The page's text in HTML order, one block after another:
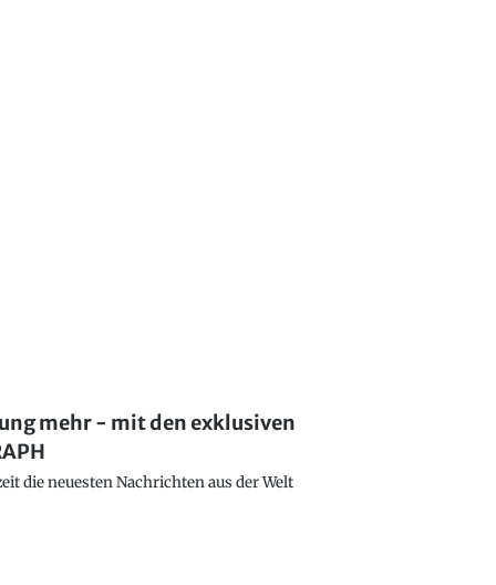
mehr - mit den exklusiven
die neuesten Nachrichten aus der Welt